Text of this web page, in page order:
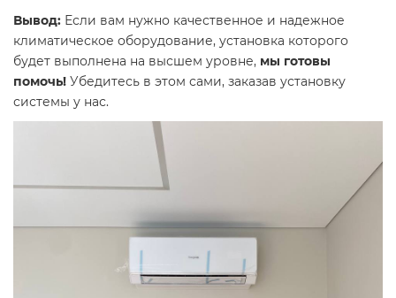
Вывод: Если вам нужно качественное и надежное
климатическое оборудование, установка которого
будет выполнена на высшем уровне, мы готовы
помочь! Убедитесь в этом сами, заказав установку
системы у нас.